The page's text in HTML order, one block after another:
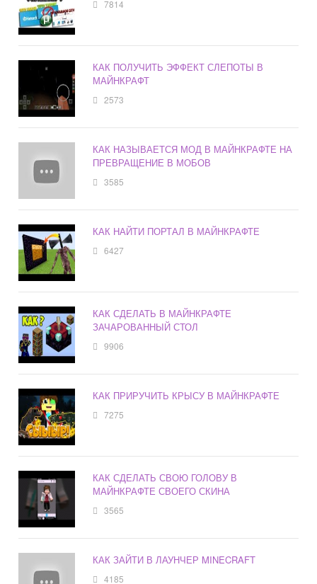
7814
КАК ПОЛУЧИТЬ ЭФФЕКТ СЛЕПОТЫ В
МАЙНКРАФТ
2573
КАК НАЗЫВАЕТСЯ МОД В МАЙНКРАФТЕ НА
ПРЕВРАЩЕНИЕ В МОБОВ
3585
КАК НАЙТИ ПОРТАЛ В МАЙНКРАФТЕ
6427
КАК СДЕЛАТЬ В МАЙНКРАФТЕ
ЗАЧАРОВАННЫЙ СТОЛ
9906
КАК ПРИРУЧИТЬ КРЫСУ В МАЙНКРАФТЕ
7275
КАК СДЕЛАТЬ СВОЮ ГОЛОВУ В
МАЙНКРАФТЕ СВОЕГО СКИНА
3565
КАК ЗАЙТИ В ЛАУНЧЕР MINECRAFT
4185